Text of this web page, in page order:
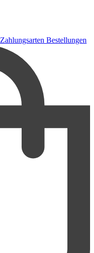
Zahlungsarten Bestellungen